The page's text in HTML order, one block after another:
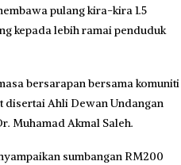
pulang kira-kira 1.5
kepada lebih ramai penduduk
bersarapan bersama komuniti
disertai Ahli Dewan Undangan
Muhamad Akmal Saleh.
sumbangan RM200